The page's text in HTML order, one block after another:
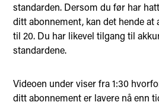
standarden. Dersom du før har
ditt abonnement, kan det hende at
til 20. Du har likevel tilgang til
standardene.
Videoen under viser fra 1:30
ditt abonnement er lavere nå enn